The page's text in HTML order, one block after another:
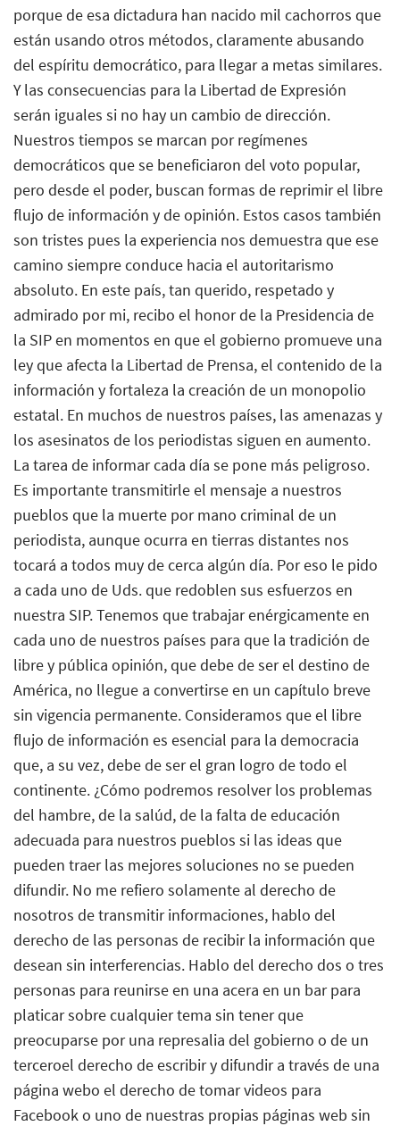
porque de esa dictadura han nacido mil cachorros que
están usando otros métodos, claramente abusando
del espíritu democrático, para llegar a metas similares.
Y las consecuencias para la Libertad de Expresión
serán iguales si no hay un cambio de dirección.
Nuestros tiempos se marcan por regímenes
democráticos que se beneficiaron del voto popular,
pero desde el poder, buscan formas de reprimir el libre
flujo de información y de opinión. Estos casos también
son tristes pues la experiencia nos demuestra que ese
camino siempre conduce hacia el autoritarismo
absoluto. En este país, tan querido, respetado y
admirado por mi, recibo el honor de la Presidencia de
la SIP en momentos en que el gobierno promueve una
ley que afecta la Libertad de Prensa, el contenido de la
información y fortaleza la creación de un monopolio
estatal. En muchos de nuestros países, las amenazas y
los asesinatos de los periodistas siguen en aumento.
La tarea de informar cada día se pone más peligroso.
Es importante transmitirle el mensaje a nuestros
pueblos que la muerte por mano criminal de un
periodista, aunque ocurra en tierras distantes nos
tocará a todos muy de cerca algún día. Por eso le pido
a cada uno de Uds. que redoblen sus esfuerzos en
nuestra SIP. Tenemos que trabajar enérgicamente en
cada uno de nuestros países para que la tradición de
libre y pública opinión, que debe de ser el destino de
América, no llegue a convertirse en un capítulo breve
sin vigencia permanente. Consideramos que el libre
flujo de información es esencial para la democracia
que, a su vez, debe de ser el gran logro de todo el
continente. ¿Cómo podremos resolver los problemas
del hambre, de la salúd, de la falta de educación
adecuada para nuestros pueblos si las ideas que
pueden traer las mejores soluciones no se pueden
difundir. No me refiero solamente al derecho de
nosotros de transmitir informaciones, hablo del
derecho de las personas de recibir la información que
desean sin interferencias. Hablo del derecho dos o tres
personas para reunirse en una acera en un bar para
platicar sobre cualquier tema sin tener que
preocuparse por una represalia del gobierno o de un
terceroel derecho de escribir y difundir a través de una
página webo el derecho de tomar videos para
Facebook o uno de nuestras propias páginas web sin